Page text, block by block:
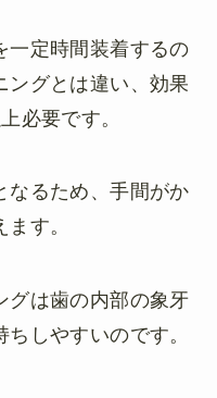
一定時間装着するの
ングとは違い、効果
必要です。
なるため、手間がか
す。
グは歯の内部の象牙
しやすいのです。